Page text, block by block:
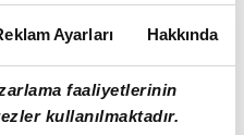
Ayarları Hakkında
faaliyetlerinin
kullanılmaktadır.